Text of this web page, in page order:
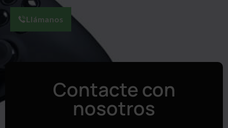
Llámanos
Contacte con
nosotros